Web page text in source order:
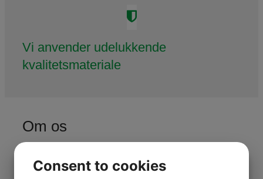
Vi anvender udelukkende
kvalitetsmateriale
Om os
Anlægsarbejde. Og startede op, som
Consent to cookies